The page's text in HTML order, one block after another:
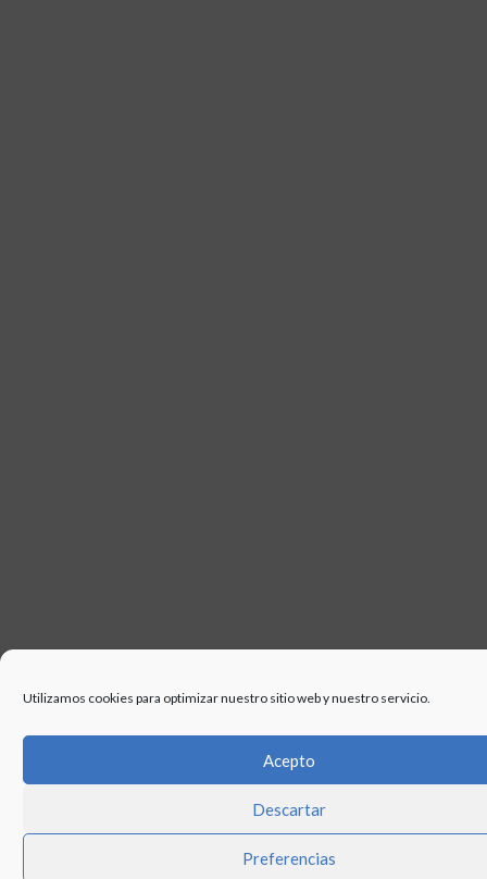
Utilizamos cookies para optimizar nuestro sitio web y nuestro servicio.
Acepto
Descartar
Preferencias